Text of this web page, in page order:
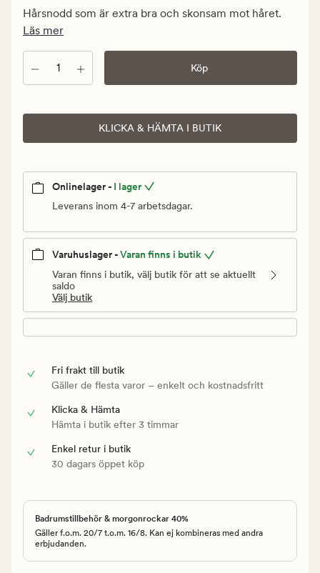
kr.
Ordinarie
Hårsnodd som är extra bra och skonsam mot håret.
Läs mer
Antal Köp
KLICKA & HÄMTA I BUTIK
Onlinelager - I lager
Leverans inom 4-7 arbetsdagar.
Varuhuslager -Varan finns i butik
Varan finns i butik, välj butik för att se aktuellt
saldo
Välj butik
Fri frakt till butik
Gäller de flesta varor – enkelt och kostnadsfritt
Klicka & Hämta
Hämta i butik efter 3 timmar
Enkel retur i butik
30 dagars öppet köp
Badrumstillbehör & morgonrockar 40%
Gäller f.o.m. 20/7 t.o.m. 16/8. Kan ej kombineras med andra
erbjudanden.